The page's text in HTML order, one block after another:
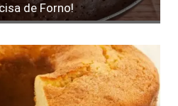
de Forno!